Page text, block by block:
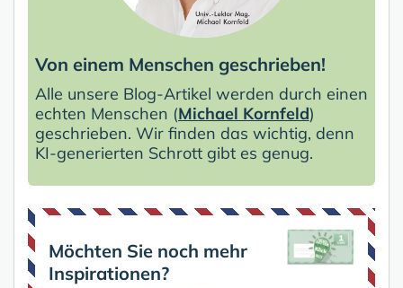
Von einem Menschen geschrieben!
Alle unsere Blog-Artikel werden durch einen
echten Menschen (Michael Kornfeld)
geschrieben. Wir finden das wichtig, denn
KI-generierten Schrott gibt es genug.
Möchten Sie noch mehr
Inspirationen?